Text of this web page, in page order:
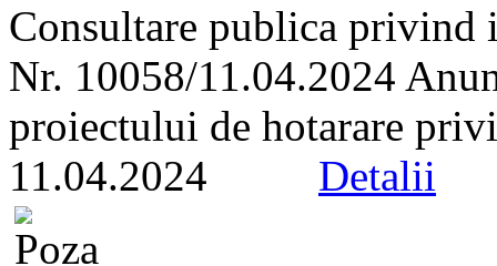
Consultare publica privind
Nr. 10058/11.04.2024
proiectului de hotarare
11.04.2024 Detalii